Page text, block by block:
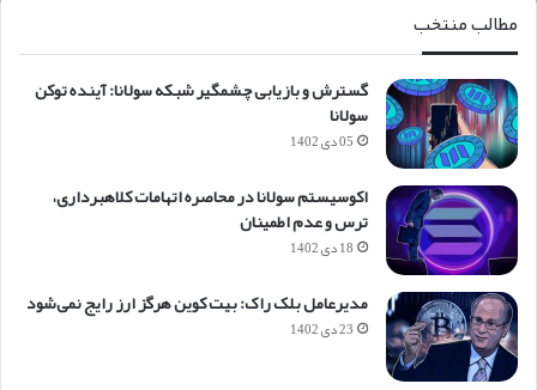
مطالب منتخب
گسترش و بازیابی چشمگیر شبکه سولانا: آینده توکن
سولانا
05 دی 1402
اکوسیستم سولانا در محاصره اتهامات کلاهبرداری،
ترس و عدم اطمینان
18 دی 1402
مدیرعامل بلک راک: بیت کوین هرگز ارز رایج نمی‌شود
23 دی 1402